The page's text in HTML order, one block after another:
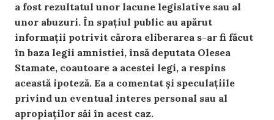
a fost rezultatul unor lacune legislative sau al
unor abuzuri. În spațiul public au apărut
informații potrivit cărora eliberarea s-ar fi făcut
în baza legii amnistiei, însă deputata Olesea
Stamate, coautoare a acestei legi, a respins
această ipoteză. Ea a comentat și speculațiile
privind un eventual interes personal sau al
apropiaților săi în acest caz.